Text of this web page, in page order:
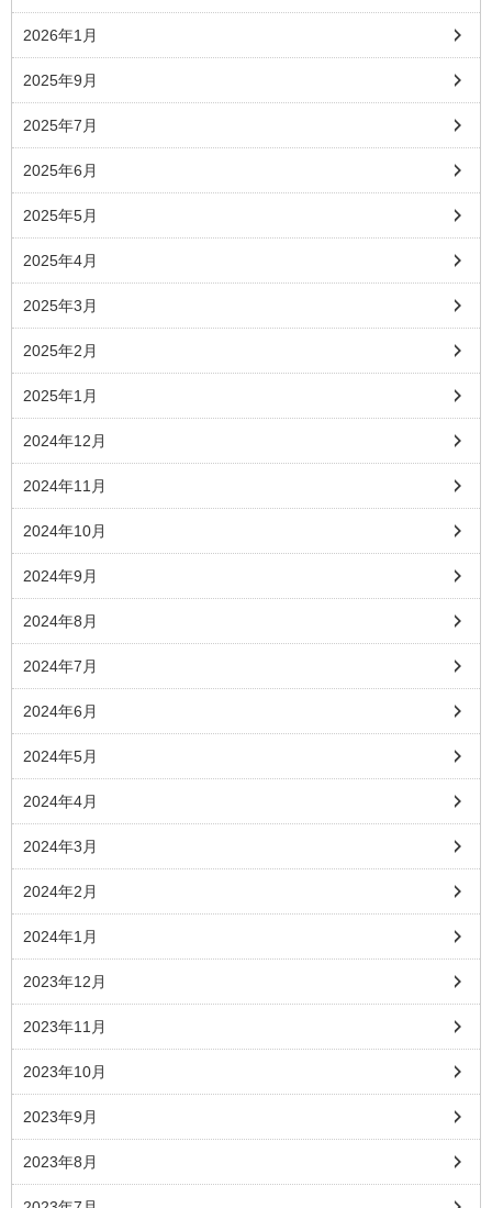
2026年1月
2025年9月
2025年7月
2025年6月
2025年5月
2025年4月
2025年3月
2025年2月
2025年1月
2024年12月
2024年11月
2024年10月
2024年9月
2024年8月
2024年7月
2024年6月
2024年5月
2024年4月
2024年3月
2024年2月
2024年1月
2023年12月
2023年11月
2023年10月
2023年9月
2023年8月